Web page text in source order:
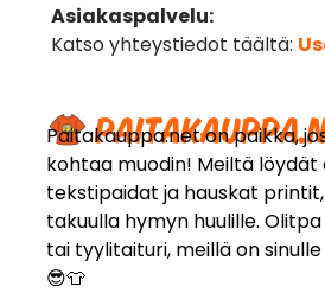
Paitakauppa.net on paikka,
kohtaa muodin! Meiltä
tekstipaidat ja hauskat
takuulla hymyn huulille.
tai tyylitaituri, meillä on
😎👕
Asiakaspalvelu:
Katso yhteystiedot täältä: